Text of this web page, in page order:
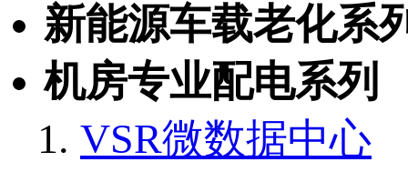
新能源车载老化系
机房专业配电系列
VSR微数据中心